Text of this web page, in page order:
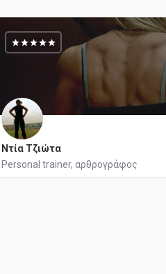
Ντία Τζιώτα
Personal trainer, αρθρογράφος